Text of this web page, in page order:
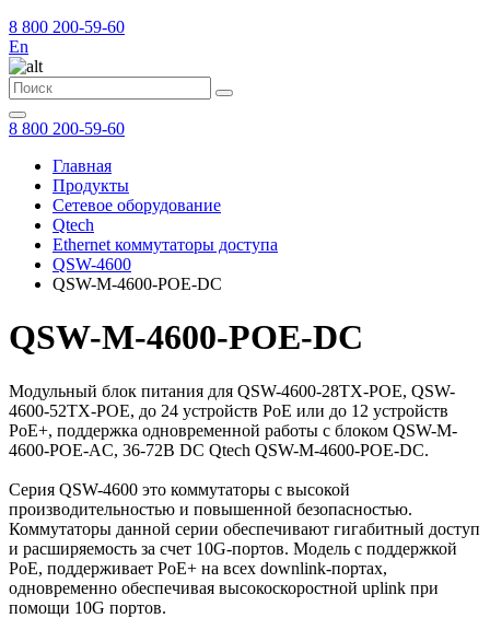
8 800 200-59-60
En
8 800 200-59-60
Главная
Продукты
Сетевое оборудование
Qtech
Ethernet коммутаторы доступа
QSW-4600
QSW-M-4600-POE-DC
QSW-M-4600-POE-DC
Модульный блок питания для QSW-4600-28TX-POE, QSW-
4600-52TX-POE, до 24 устройств PoE или до 12 устройств
PoE+, поддержка одновременной работы с блоком QSW-M-
4600-POE-AC, 36-72В DC Qtech QSW-M-4600-POE-DC.
Серия QSW-4600 это коммутаторы с высокой
производительностью и повышенной безопасностью.
Коммутаторы данной серии обеспечивают гигабитный доступ
и расширяемость за счет 10G-портов. Модель с поддержкой
PoE, поддерживает PoE+ на всех downlink-портах,
одновременно обеспечивая высокоскоростной uplink при
помощи 10G портов.